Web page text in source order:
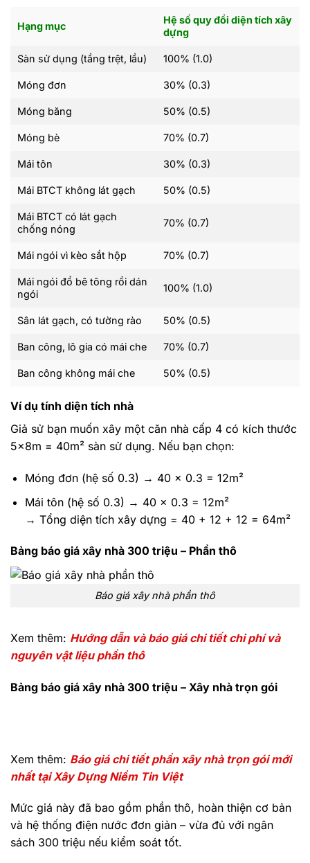
Hạng mục
Hệ số quy đổi diện tích xây
dựng
Sàn sử dụng (tầng trệt, lầu) 100% (1.0)
Móng đơn 30% (0.3)
Móng băng 50% (0.5)
Móng bè 70% (0.7)
Mái tôn 30% (0.3)
Mái BTCT không lát gạch 50% (0.5)
Mái BTCT có lát gạch
chống nóng
70% (0.7)
Mái ngói vì kèo sắt hộp 70% (0.7)
Mái ngói đổ bê tông rồi dán
ngói
100% (1.0)
Sân lát gạch, có tường rào 50% (0.5)
Ban công, lô gia có mái che 70% (0.7)
Ban công không mái che 50% (0.5)
Ví dụ tính diện tích nhà
Giả sử bạn muốn xây một căn nhà cấp 4 có kích thước
5x8m = 40m² sàn sử dụng. Nếu bạn chọn:
Móng đơn (hệ số 0.3) → 40 x 0.3 = 12m²
Mái tôn (hệ số 0.3) → 40 x 0.3 = 12m²
→ Tổng diện tích xây dựng = 40 + 12 + 12 = 64m²
Bảng báo giá xây nhà 300 triệu – Phần thô
Báo giá xây nhà phần thô
Xem thêm: Hướng dẫn và báo giá chi tiết chi phí và
nguyên vật liệu phần thô
Bảng báo giá xây nhà 300 triệu – Xây nhà trọn gói
Xem thêm: Báo giá chi tiết phần xây nhà trọn gói mới
nhất tại Xây Dựng Niềm Tin Việt
Mức giá này đã bao gồm phần thô, hoàn thiện cơ bản
và hệ thống điện nước đơn giản – vừa đủ với ngân
sách 300 triệu nếu kiểm soát tốt.